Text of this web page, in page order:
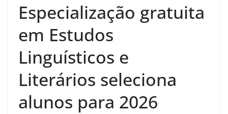
Especialização gratuita
em Estudos
Linguísticos e
Literários seleciona
alunos para 2026